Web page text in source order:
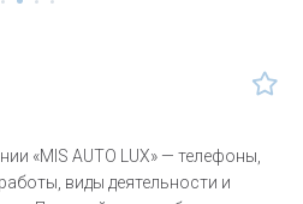
«MIS AUTO LUX» — телефоны,
виды деятельности и